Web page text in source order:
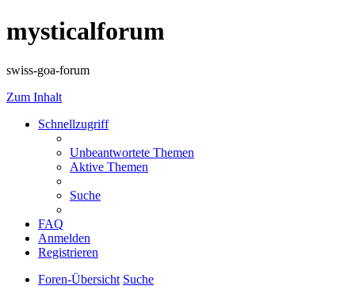
mysticalforum
swiss-goa-forum
Zum Inhalt
Schnellzugriff
Unbeantwortete Themen
Aktive Themen
Suche
FAQ
Anmelden
Registrieren
Foren-Übersicht Suche